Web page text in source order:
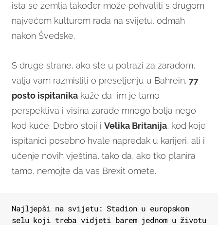
ista se zemlja također može pohvaliti s drugom
najvećom kulturom rada na svijetu, odmah
nakon Švedske.
S druge strane, ako ste u potrazi za zaradom,
valja vam razmisliti o preseljenju u Bahrein. 77
posto ispitanika kaže da im je tamo
perspektiva i visina zarade mnogo bolja nego
kod kuće. Dobro stoji i Velika Britanija, kod koje
ispitanici posebno hvale napredak u karijeri, ali i
učenje novih vještina, tako da, ako tko planira
tamo, nemojte da vas Brexit omete.
Najljepši na svijetu: Stadion u europskom
selu koji treba vidjeti barem jednom u životu